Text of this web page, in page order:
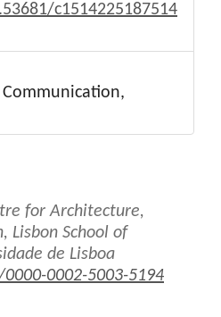
c1514225187514
for Architecture,
Lisbon School of
de Lisboa
0002-5003-5194